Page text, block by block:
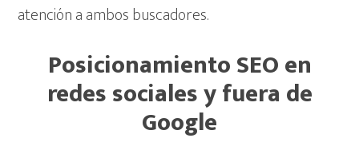
atención a ambos buscadores.
Posicionamiento SEO en
redes sociales y fuera de
Google